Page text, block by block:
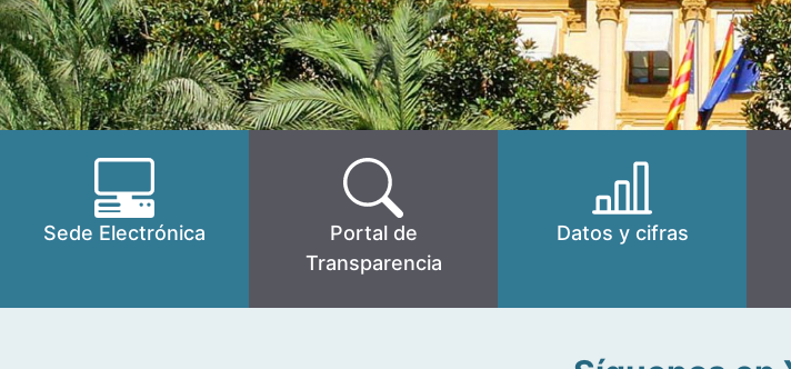
Sede Electrónica
Portal de
Transparencia
Datos y cifras